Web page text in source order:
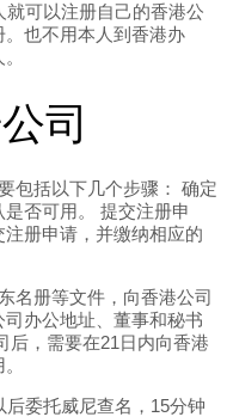
可以注册自己的香港公
也不用本人到香港办
司
包括以下几个步骤： 确定
否可用。 提交注册申
册申请，并缴纳相应的
名册等文件，向香港公司
办公地址、董事和秘书
后，需要在21日内向香港
委托威尼查名，15分钟